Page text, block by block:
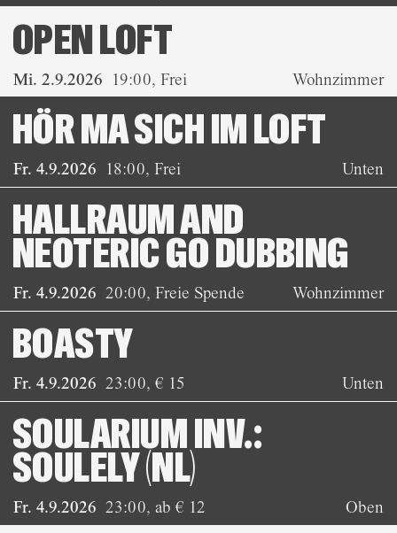
Mi. 2.9.2026 19:00,Frei
OPEN LOFT
Wohnzimmer
Fr. 4.9.2026 18:00,Frei
HÖR MA SICH IM LOFT
Unten
Fr. 4.9.2026 20:00,Freie Spende
HALLRAUM AND
NEOTERIC GO DUBBING
Wohnzimmer
Fr. 4.9.2026 23:00,€ 15
BOASTY
Unten
Fr. 4.9.2026 23:00, ab € 12
SOULARIUM INV.:
SOULELY (NL)
Oben